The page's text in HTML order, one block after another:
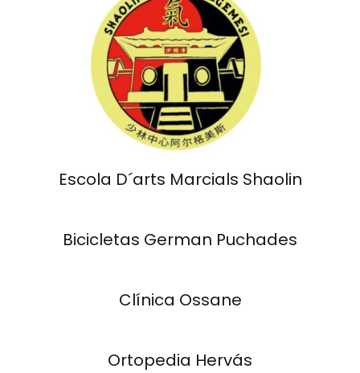
Escola D´arts Marcials Shaolin
Bicicletas German Puchades
Clínica Ossane
Ortopedia Hervás